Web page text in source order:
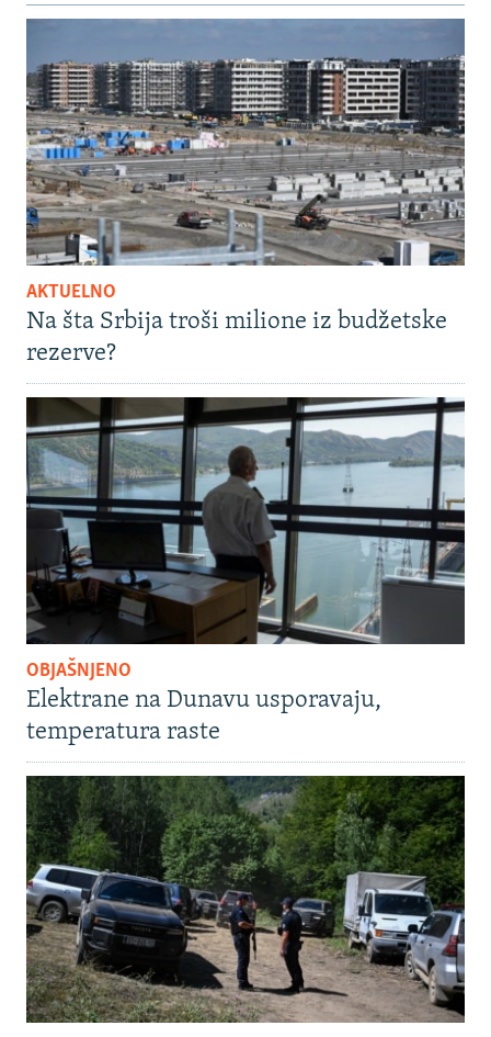
AKTUELNO
Na šta Srbija troši milione iz budžetske
rezerve?
OBJAŠNJENO
Elektrane na Dunavu usporavaju,
temperatura raste